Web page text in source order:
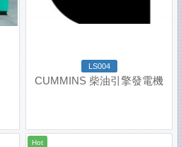
LS004
CUMMINS 柴油引擎發電機
Hot